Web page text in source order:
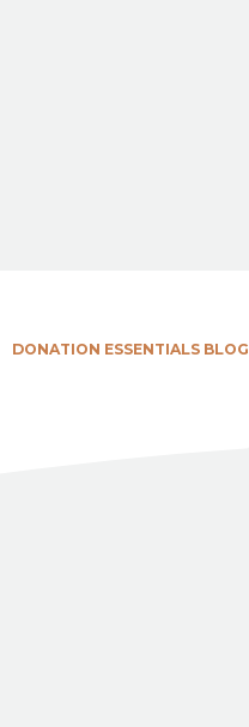
DONATION ESSENTIALS BLOG